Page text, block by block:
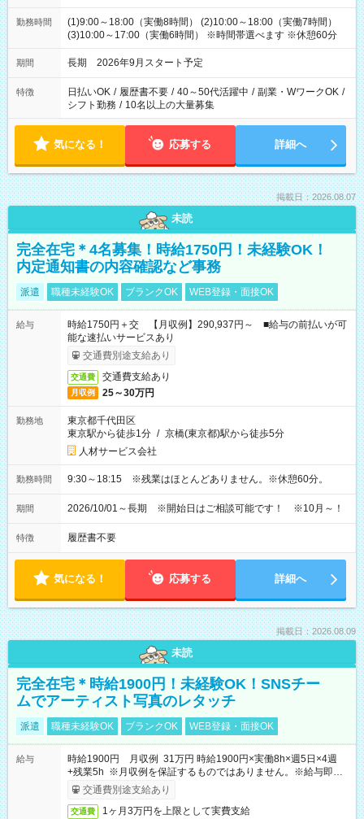
勤務時間
(1)9:00～18:00（実働8時間） (2)10:00～18:00（実働7時間）
(3)10:00～17:00（実働6時間） ※時間帯選べます ※休憩60分
期間 長期 2026年9月スタート予定
特徴 日払いOK / 履歴書不要 / 40～50代活躍中 / 副業・WワークOK /
シフト勤務 / 10名以上の大量募集
気になる！ 応募する 詳細へ
掲載日：2026.08.07
未読
完全在宅＊4名募集！時給1750円！未経験OK！
内定通知書の内容確認など事務
派遣 職種未経験OK ブランクOK WEB登録・面接OK
給与
時給1750円＋交 【月収例】290,937円～ ■給与の前払いが可
能な速払いサービスあり
交通費別途支給あり
交通費 交通費支給あり
月収例 25～30万円
勤務地
東京都千代田区
東京駅から徒歩1分 / 京橋(東京都)駅から徒歩5分
人材サービス会社
勤務時間 9:30～18:15 ※残業はほとんどありません。※休憩60分。
期間 2026/10/01～長期 ※開始日はご相談可能です！ ※10月～！
特徴 履歴書不要
気になる！ 応募する 詳細へ
掲載日：2026.08.09
未読
完全在宅＊時給1900円！未経験OK！SNSチー
ムでアーティスト写真のレタッチ
派遣 職種未経験OK ブランクOK WEB登録・面接OK
給与
時給1900円 月収例 31万円 時給1900円×実働8h×週5日×4週
+残業5h ※月収例を保証するものではありません。※給与即受
取りサービス利用可（利用条件有）
交通費別途支給あり
交通費 1ヶ月3万円を上限として実費支給